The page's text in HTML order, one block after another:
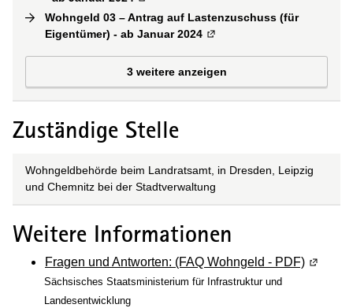
Wohngeld 03 – Antrag auf Lastenzuschuss (für
Eigentümer) - ab Januar 2024 Externe Verlinkung
3 weitere anzeigen
Zuständige Stelle
Wohngeldbehörde beim Landratsamt, in Dresden, Leipzig
und Chemnitz bei der Stadtverwaltung
Weitere Informationen
Fragen und Antworten: (FAQ Wohngeld - PDF) (Wird
Sächsisches Staatsministerium für Infrastruktur und
Landesentwicklung